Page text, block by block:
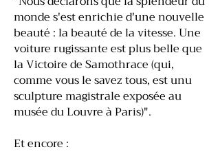
monde s'est enrichie d'une nouvelle
beauté : la beauté de la vitesse. Une
voiture rugissante est plus belle que
la Victoire de Samothrace (qui,
comme vous le savez tous, est unu
sculpture magistrale exposée au
musée du Louvre à Paris)".
Et encore :